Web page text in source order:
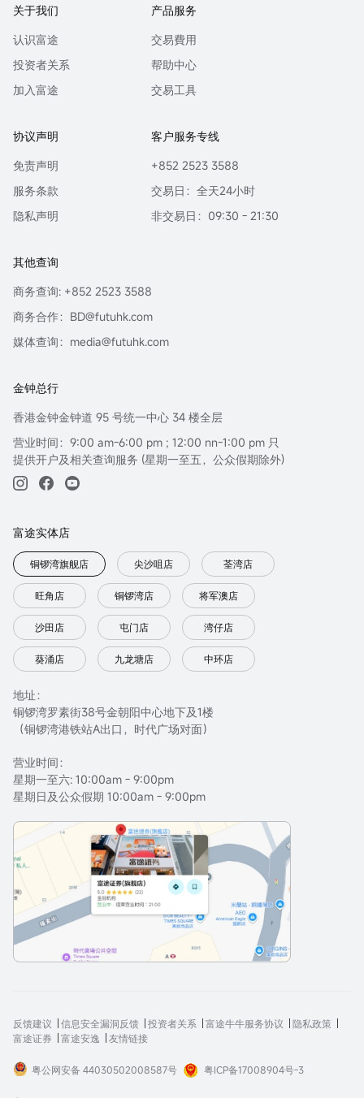
关于我们
认识富途
投资者关系
加入富途
产品服务
交易費用
帮助中心
交易工具
协议声明
免责声明
服务条款
隐私声明
客户服务专线
+852 2523 3588
交易日：全天24小时
非交易日：09:30 - 21:30
其他查询
商务查询: +852 2523 3588
商务合作：BD@futuhk.com
媒体查询：media@futuhk.com
金钟总行
香港金钟金钟道 95 号统一中心 34 楼全层
营业时间：9:00 am-6:00 pm ; 12:00 nn-1:00 pm 只
提供开户及相关查询服务 (星期一至五，公众假期除外)
富途实体店
铜锣湾旗舰店 尖沙咀店 荃湾店
旺角店 铜锣湾店 将军澳店
沙田店 屯门店 湾仔店
葵涌店 九龙塘店 中环店
地址：
铜锣湾罗素街38号金朝阳中心地下及1楼
（铜锣湾港铁站A出口，时代广场对面）
营业时间：
星期一至六: 10:00am - 9:00pm
星期日及公众假期 10:00am - 9:00pm
反馈建议 信息安全漏洞反馈 投资者关系 富途牛牛服务协议
隐私政策
富途证券
富途安逸 友情链接
粤公网安备 44030502008587号 粤ICP备17008904号-3